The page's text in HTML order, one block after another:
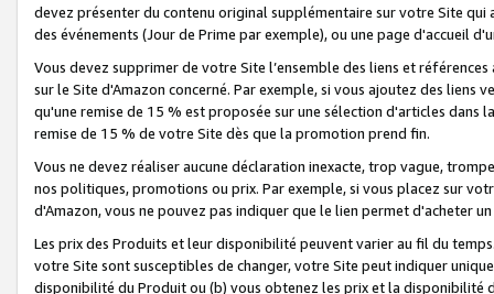
devez présenter du contenu original supplémentaire sur votre Site qui
des événements (Jour de Prime par exemple), ou une page d'accueil
Vous devez supprimer de votre Site l’ensemble des liens et
sur le Site d'Amazon concerné. Par exemple, si vous ajoutez des
qu'une remise de 15 % est proposée sur une sélection d'articles
remise de 15 % de votre Site dès que la promotion prend fin.
Vous ne devez réaliser aucune déclaration inexacte, trop vague,
nos politiques, promotions ou prix. Par exemple, si vous placez sur
d'Amazon, vous ne pouvez pas indiquer que le lien permet d'acheter
Les prix des Produits et leur disponibilité peuvent varier au fil du
votre Site sont susceptibles de changer, votre Site peut indiquer
disponibilité du Produit ou (b) vous obtenez les prix et la disponibilité